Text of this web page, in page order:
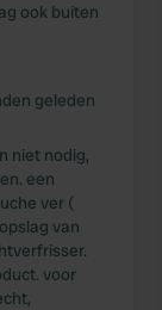
ook buiten
geleden
niet nodig,
een
ver (
van
voor